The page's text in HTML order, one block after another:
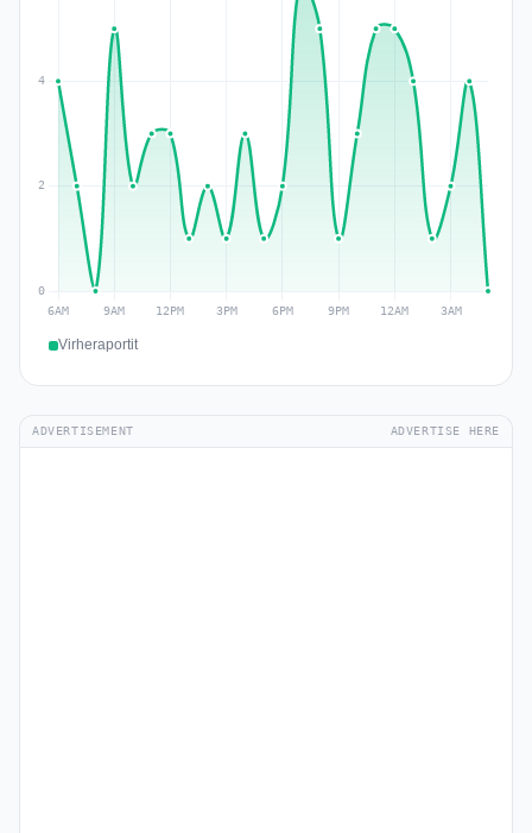
Virheraportit
ADVERTISEMENT ADVERTISE HERE